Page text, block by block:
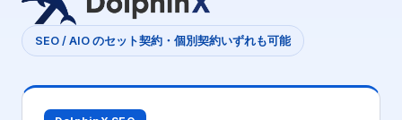
SEO / AIO のセット契約・個別契約いずれも可能